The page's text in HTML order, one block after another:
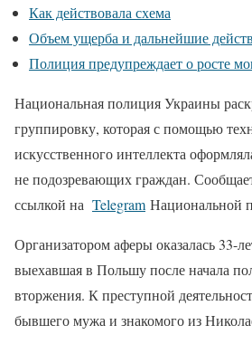
Как действовала схема
Объем ущерба и дальнейшие
Полиция предупреждает о росте
Национальная полиция Украины
группировку, которая с помощью
искусственного интеллекта
не подозревающих граждан.
ссылкой на Telegram Национальной
Организатором аферы оказалась 33-
выехавшая в Польшу после начала
вторжения. К преступной
бывшего мужа и знакомого из